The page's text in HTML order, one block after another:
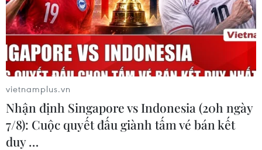
vietnamplus.vn
Nhận định Singapore vs Indonesia (20h ngày
7/8): Cuộc quyết đấu giành tấm vé bán kết
duy …